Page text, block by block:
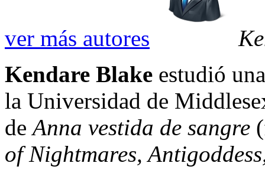
ver más autores
Kendare Blake estudió
la Universidad de
deAnna vestida de sangre
of Nightmares,